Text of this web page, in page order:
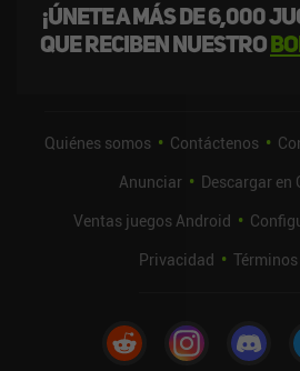
¡Únete a más de 6,000
que reciben nuestro
Quiénes somos Contáctenos
Anunciar
Descargar en
Ventas juegos Android
Privacidad
Términos